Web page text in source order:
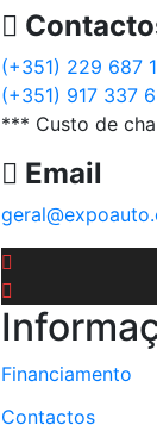
(+351) 229 687
(+351) 917 337
*** Custo de
Email
Financiamento
Contactos